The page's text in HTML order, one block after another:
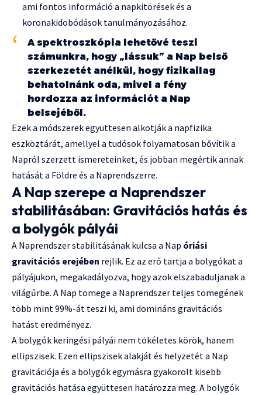
ami fontos információ a napkitörések és a
koronakidobódások tanulmányozásához.
A spektroszkópia lehetővé teszi
számunkra, hogy „lássuk” a Nap belső
szerkezetét anélkül, hogy fizikailag
behatolnánk oda, mivel a fény
hordozza az információt a Nap
belsejéből.
Ezek a módszerek együttesen alkotják a napfizika
eszköztárát, amellyel a tudósok folyamatosan bővítik a
Napról szerzett ismereteinket, és jobban megértik annak
hatását a Földre és a Naprendszerre.
A Nap szerepe a Naprendszer
stabilitásában: Gravitációs hatás és
a bolygók pályái
A Naprendszer stabilitásának kulcsa a Nap óriási
gravitációs erejében rejlik. Ez az erő tartja a bolygókat a
pályájukon, megakadályozva, hogy azok elszabaduljanak a
világűrbe. A Nap tömege a Naprendszer teljes tömegének
több mint 99%-át teszi ki, ami domináns gravitációs
hatást eredményez.
A bolygók keringési pályái nem tökéletes körök, hanem
ellipszisek. Ezen ellipszisek alakját és helyzetét a Nap
gravitációja és a bolygók egymásra gyakorolt kisebb
gravitációs hatása együttesen határozza meg. A bolygók